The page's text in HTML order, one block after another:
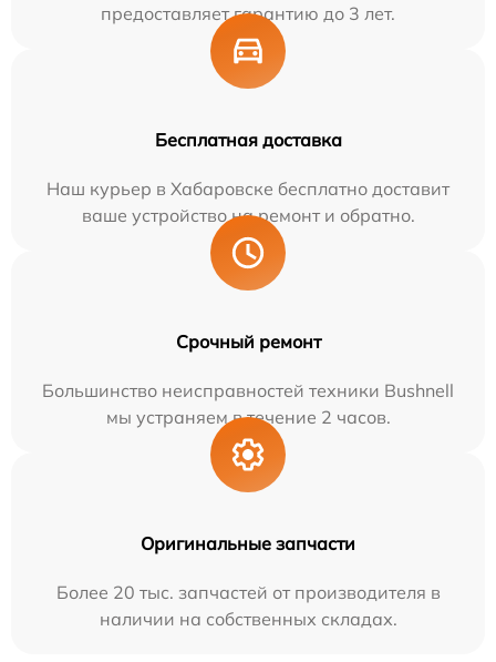
предоставляет гарантию до 3 лет.
Бесплатная доставка
Наш курьер в Хабаровске бесплатно доставит
ваше устройство на ремонт и обратно.
Срочный ремонт
Большинство неисправностей техники Bushnell
мы устраняем в течение 2 часов.
Оригинальные запчасти
Более 20 тыс. запчастей от производителя в
наличии на собственных складах.